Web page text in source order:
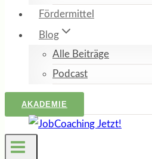
Fördermittel
Blog
Alle Beiträge
Podcast
AKADEMIE